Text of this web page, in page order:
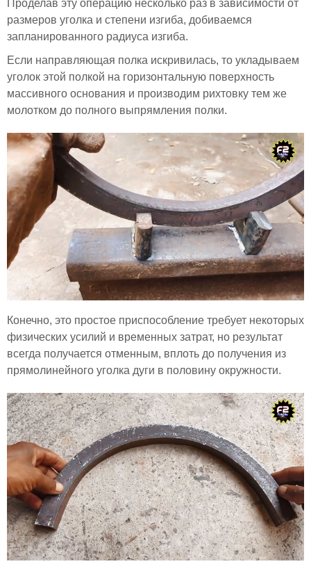
Проделав эту операцию несколько раз в зависимости от
размеров уголка и степени изгиба, добиваемся
запланированного радиуса изгиба.
Если направляющая полка искривилась, то укладываем
уголок этой полкой на горизонтальную поверхность
массивного основания и производим рихтовку тем же
молотком до полного выпрямления полки.
Конечно, это простое приспособление требует некоторых
физических усилий и временных затрат, но результат
всегда получается отменным, вплоть до получения из
прямолинейного уголка дуги в половину окружности.